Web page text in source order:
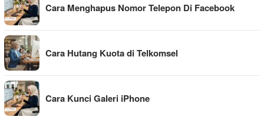
Cara Menghapus Nomor Telepon Di Facebook
Cara Hutang Kuota di Telkomsel
Cara Kunci Galeri iPhone